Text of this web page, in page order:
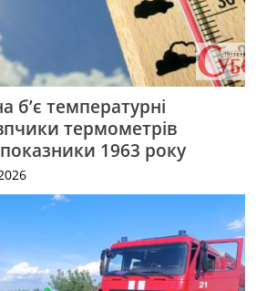
температурні
термометрів
1963 року